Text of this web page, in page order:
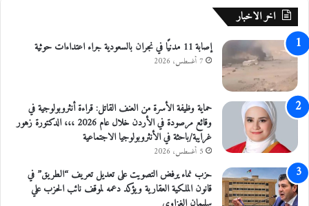
ل
ر
أ
ة
"
ا
ل
ت
ن
ظ
م
ت
ر
ت
م
ك
ي
ة
ت
م
و
ي
ة
اخر الاخبار
إصابة 11 مدنيًا في نجران بالسعودية جراء اعتداءات حوثية
7 أغسطس، 2026
حماية وظيفة الأسرة من العنف القاتل: قراءة أنثروبولوجية في
وقائع مرصودة في الأردن خلال عام 2026 ،،، الدكتورة زهور
غرايبة/باحثة في الأنثروبولوجيا الاجتماعية
5 أغسطس، 2026
حزب نماء يرفض التصويت على تعديل تعريف “الطريق” في
قانون الملكية العقارية ويؤكد دعمه لموقف نائب الحزب علي